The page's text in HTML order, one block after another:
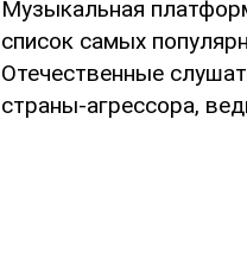
Музыкальная
список самых
Отечественные
страны-агрессора,